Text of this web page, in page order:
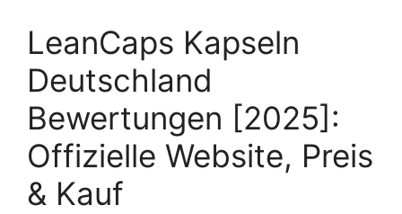
LeanCaps Kapseln
Deutschland
Bewertungen [2025]:
Offizielle Website, Preis
& Kauf